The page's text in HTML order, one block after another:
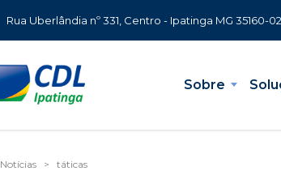
Rua Uberlândia nº 331, Centro - Ipatinga MG 35160-
Sobre
Notícias > táticas